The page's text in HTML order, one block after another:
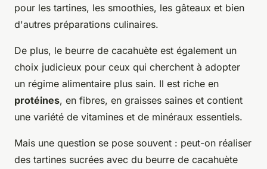
pour les tartines, les smoothies, les gâteaux et bien
d'autres préparations culinaires.
De plus, le beurre de cacahuète est également un
choix judicieux pour ceux qui cherchent à adopter
un régime alimentaire plus sain. Il est riche en
protéines, en fibres, en graisses saines et contient
une variété de vitamines et de minéraux essentiels.
Mais une question se pose souvent : peut-on réaliser
des tartines sucrées avec du beurre de cacahuète